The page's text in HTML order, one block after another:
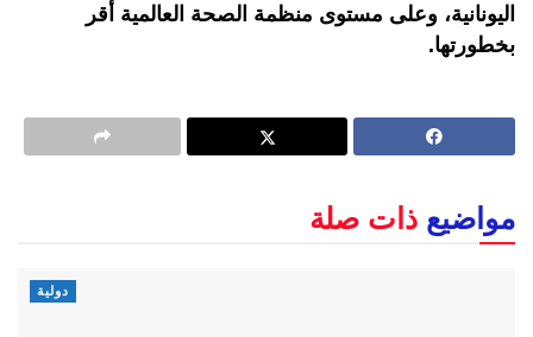
اليونانية، وعلى مستوى منظمة الصحة العالمية أقر
بخطورتها.
مواضيع ذات صلة
دولية